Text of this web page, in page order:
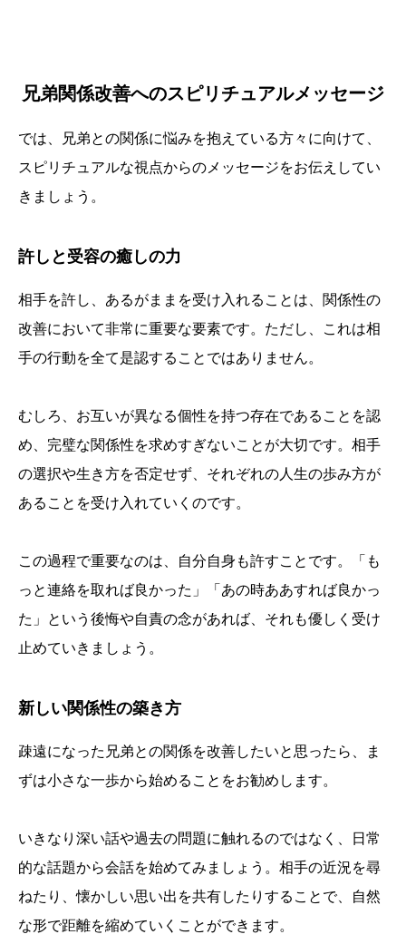
兄弟関係改善へのスピリチュアルメッセージ
では、兄弟との関係に悩みを抱えている方々に向けて、
スピリチュアルな視点からのメッセージをお伝えしてい
きましょう。
許しと受容の癒しの力
相手を許し、あるがままを受け入れることは、関係性の
改善において非常に重要な要素です。ただし、これは相
手の行動を全て是認することではありません。
むしろ、お互いが異なる個性を持つ存在であることを認
め、完璧な関係性を求めすぎないことが大切です。相手
の選択や生き方を否定せず、それぞれの人生の歩み方が
あることを受け入れていくのです。
この過程で重要なのは、自分自身も許すことです。「も
っと連絡を取れば良かった」「あの時ああすれば良かっ
た」という後悔や自責の念があれば、それも優しく受け
止めていきましょう。
新しい関係性の築き方
疎遠になった兄弟との関係を改善したいと思ったら、ま
ずは小さな一歩から始めることをお勧めします。
いきなり深い話や過去の問題に触れるのではなく、日常
的な話題から会話を始めてみましょう。相手の近況を尋
ねたり、懐かしい思い出を共有したりすることで、自然
な形で距離を縮めていくことができます。